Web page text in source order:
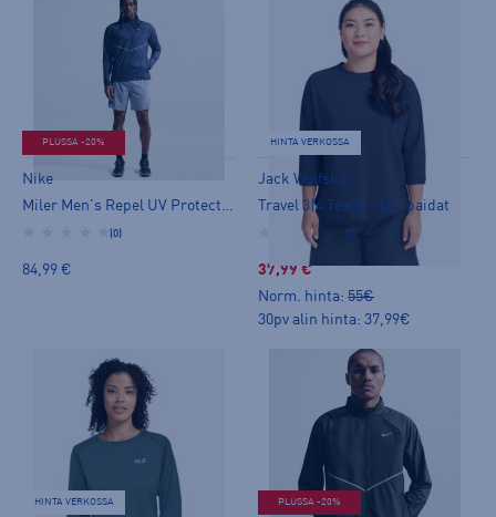
PLUSSA -20%
Nike
Miler Men's Repel UV Protection Running Jacket - UV-paidat
(0)
84,99 €
HINTA VERKOSSA
Jack Wolfskin
Travel 3|4 Tee W - UV-paidat
(0)
37,99 €
Norm. hinta: 55€
30pv alin hinta: 37,99€
HINTA VERKOSSA PLUSSA -20%